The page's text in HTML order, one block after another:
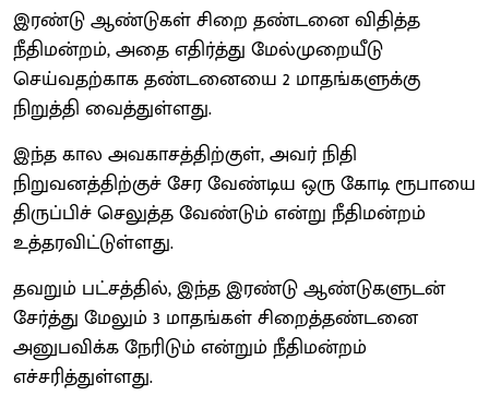
இரண்டு ஆண்டுகள் சிறை தண்டனை விதித்த
நீதிமன்றம், அதை எதிர்த்து மேல்முறையீடு
செய்வதற்காக தண்டனையை 2 மாதங்களுக்கு
நிறுத்தி வைத்துள்ளது.
இந்த கால அவகாசத்திற்குள், அவர் நிதி
நிறுவனத்திற்குச் சேர வேண்டிய ஒரு கோடி ரூபாயை
திருப்பிச் செலுத்த வேண்டும் என்று நீதிமன்றம்
உத்தரவிட்டுள்ளது.
தவறும் பட்சத்தில், இந்த இரண்டு ஆண்டுகளுடன்
சேர்த்து மேலும் 3 மாதங்கள் சிறைத்தண்டனை
அனுபவிக்க நேரிடும் என்றும் நீதிமன்றம்
எச்சரித்துள்ளது.